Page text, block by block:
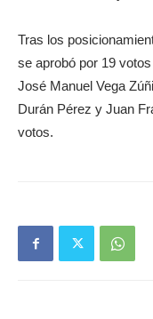
Tras los
se aprobó por 19
José Manuel Vega
Durán Pérez y Juan
votos.